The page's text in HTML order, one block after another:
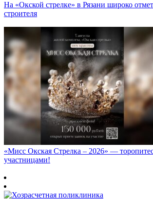
На «Окской стрелке» в Рязани широко
строителя
«Мисс Окская Стрелка – 2026» —
участницами!